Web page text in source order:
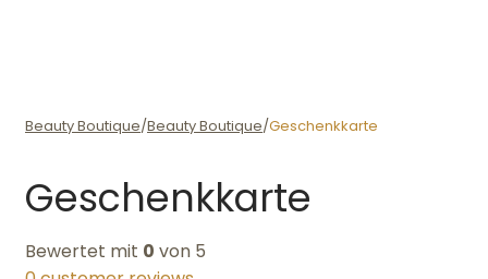
Beauty Boutique/Beauty Boutique/Geschenkkarte
Geschenkkarte
Bewertet mit 0 von 5